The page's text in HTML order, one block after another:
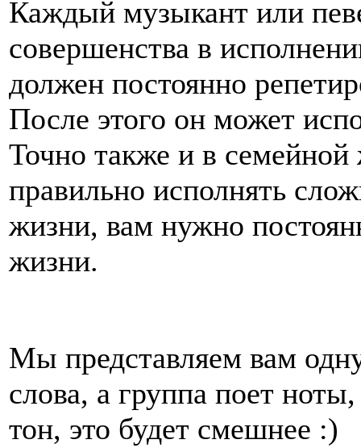
Каждый музыкант или
совершенства в
должен постоянно
После этого он может
Точно также и в
правильно исполнять
жизни, вам нужно
жизни.
Мы представляем вам
слова, а группа поет
тон, это будет смешнее :)